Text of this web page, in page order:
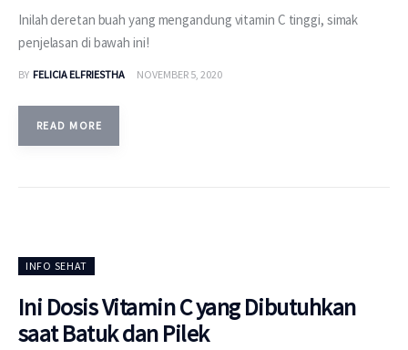
Inilah deretan buah yang mengandung vitamin C tinggi, simak
penjelasan di bawah ini!
BY FELICIA ELFRIESTHA NOVEMBER 5, 2020
READ MORE
INFO SEHAT
Ini Dosis Vitamin C yang Dibutuhkan
saat Batuk dan Pilek